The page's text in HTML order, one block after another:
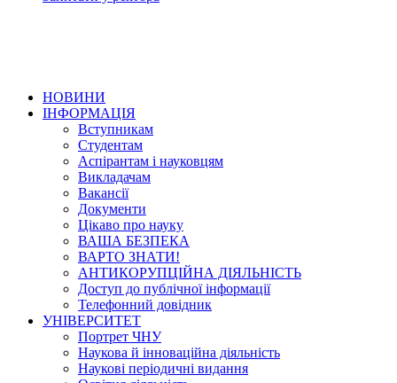
НОВИНИ
ІНФОРМАЦІЯ
Вступникам
Студентам
Аспірантам і науковцям
Викладачам
Вакансії
Документи
Цікаво про науку
ВАША БЕЗПЕКА
ВАРТО ЗНАТИ!
АНТИКОРУПЦІЙНА ДІЯЛЬНІСТЬ
Доступ до публічної інформації
Телефонний довідник
УНІВЕРСИТЕТ
Портрет ЧНУ
Наукова й інноваційна діяльність
Наукові періодичні видання